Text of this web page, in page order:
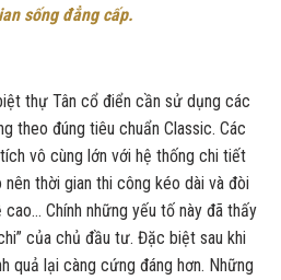
sống đẳng cấp.
thự Tân cổ điển cần sử dụng các
theo đúng tiêu chuẩn Classic. Các
vô cùng lớn với hệ thống chi tiết
thời gian thi công kéo dài và đòi
Chính những yếu tố này đã thấy
của chủ đầu tư. Đặc biệt sau khi
quả lại càng cứng đáng hơn. Những